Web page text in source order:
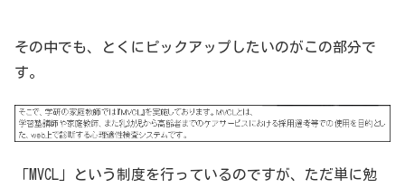
その中でも、とくにピックアップしたいのがこの部分で
す。
「MVCL」という制度を行っているのですが、ただ単に勉